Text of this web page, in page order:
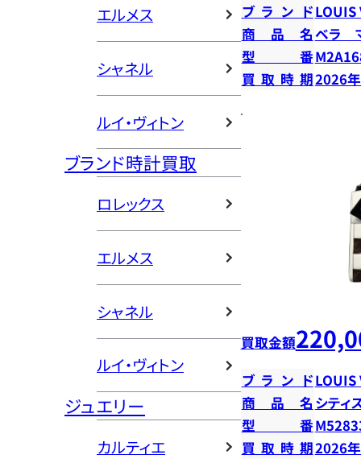
エルメス
シャネル
ルイ・ヴィトン
ブランド時計買取
ロレックス
エルメス
シャネル
ルイ・ヴィトン
ジュエリー
カルティエ
ブランドLOUIS
商品名ベラ
型番
買取時期2026
買取金額
ブランドLOUIS
商品名 シティ
型番
買取時期2026